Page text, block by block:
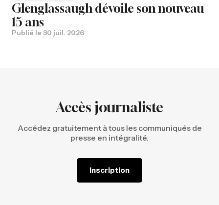
Glenglassaugh dévoile son nouveau
15 ans
Publié le 30 juil. 2026
Accès journaliste
Accédez gratuitement à tous les communiqués de
presse en intégralité.
Inscription